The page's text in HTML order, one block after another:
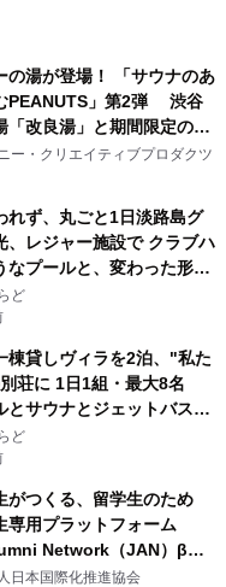
の湯が登場！ 「サウナのあ
PEANUTS」第2弾 渋谷
「改良湯」と期間限定のコ
ョン サウナイキタイコラ
売決定！
ー・クリエイティブプロダクツ
れず、丸ごと1日淡路島グ
、レジャー施設で クラブハ
なプールと、変わった形の
THE BOXY AWAJI」のお
連泊プランで
ど
棟貸しヴィラを2泊、"私た
荘に 1日1組・最大8名
とサウナとジェットバス付
Temps AWAJIの連泊
ど
がつくる、留学生のため
専用プラットフォーム
Network（JAN）β版
日本国際化推進協会